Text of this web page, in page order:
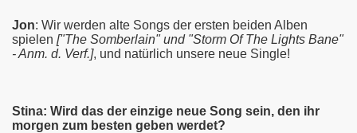
Jon: Wir werden alte Songs der ersten beiden Alben
spielen ["The Somberlain" und "Storm Of The Lights Bane"
- Anm. d. Verf.], und natürlich unsere neue Single!
Stina: Wird das der einzige neue Song sein, den ihr
morgen zum besten geben werdet?